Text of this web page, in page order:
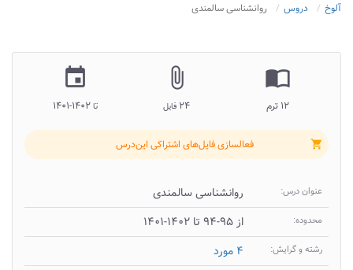
آلوخ دروس روانشناسی سالمندی
import_contacts
۱۲ ترم
attach_file
۲۴ فایل
insert_invitation
تا۱۴۰۲-۱۴۰۱
shopping_cart فعالسازی فایل‌های اشتراکی این‌درس
عنوان درس: روانشناسی سالمندی
محدوده: از ۹۵-۹۴ تا ۱۴۰۲-۱۴۰۱
رشته و گرایش: ۴ مورد